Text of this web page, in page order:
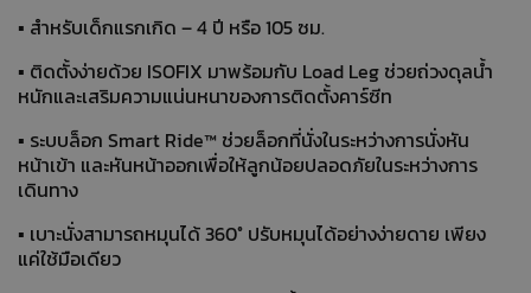
▪ สำหรับเด็กแรกเกิด – 4 ปี หรือ 105 ซม.
▪ ติดตั้งง่ายด้วย ISOFIX มาพร้อมกับ Load Leg ช่วยถ่วงดุลน้ำ
หนักและเสริมความแน่นหนาของการติดตั้งคาร์ซีท
▪ ระบบล็อก Smart Ride™ ช่วยล็อกที่นั่งในระหว่างการนั่งหัน
หน้าเข้า และหันหน้าออกเพื่อให้ลูกน้อยปลอดภัยในระหว่างการ
เดินทาง
▪ เบาะนั่งสามารถหมุนได้ 360° ปรับหมุนได้อย่างง่ายดาย เพียง
แค่ใช้มือเดียว